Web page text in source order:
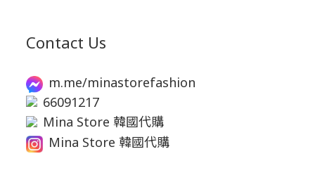
Contact Us
m.me/minastorefashion
66091217
Mina Store 韓國代購
Mina Store 韓國代購